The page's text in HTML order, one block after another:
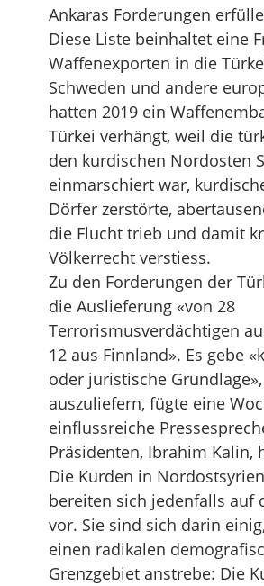
Ankaras Forderungen
Diese Liste beinhaltet eine
Waffenexporten in die
Schweden und andere
hatten 2019 ein
Türkei verhängt, weil die
den kurdischen Nordosten
einmarschiert war,
Dörfer zerstörte,
die Flucht trieb und damit
Völkerrecht verstiess.
Zu den Forderungen der
die Auslieferung «von 28
Terrorismusverdächtigen
12 aus Finnland». Es gebe
oder juristische
auszuliefern, fügte eine
einflussreiche
Präsidenten, Ibrahim Kalin,
Die Kurden in
bereiten sich jedenfalls auf
vor. Sie sind sich darin
einen radikalen
Grenzgebiet anstrebe: Die